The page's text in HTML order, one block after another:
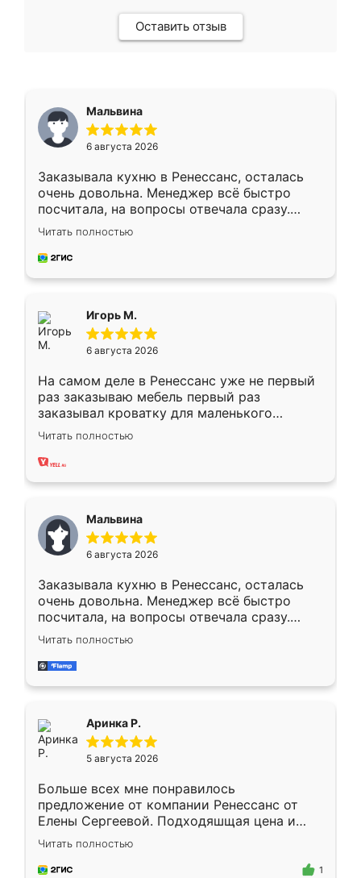
Оставить отзыв
Мальвина
6 августа 2026
Заказывала кухню в Ренессанс, осталась
очень довольна. Менеджер всё быстро
посчитала, на вопросы отвечала сразу.
Замерщик приехал в субботу, подошёл к
делу со всей ответственностью. Собрали
за день, ребята работали аккуратно, даже
Читать полностью
Игорь М.
6 августа 2026
На самом деле в Ренессанс уже не первый
раз заказываю мебель первый раз
заказывал кроватку для маленького
ребёнка при его рождении ,во второй раз
заказал шкаф-купе. По качеству очень
хорошее сборка достаточно быстрая,
меньше, здесь же он более разнообразный.
Мне нравится ,если что-то потребуется из
мебели буду заказывать только здесь.
Читать полностью
Мальвина
6 августа 2026
Заказывала кухню в Ренессанс, осталась
очень довольна. Менеджер всё быстро
посчитала, на вопросы отвечала сразу.
Замерщик приехал в субботу, подошёл к
делу со всей ответственностью. Собрали
за день, ребята работали аккуратно, даже
Читать полностью
Аринка Р.
5 августа 2026
Больше всех мне понравилось
предложение от компании Ренессанс от
Елены Сергеевой. Подходяшщая цена и
короткие сроки изготовления. Приехавший
для замера сотрудник Владислав
предложил по моему эскизу самый
Читать полностью
1